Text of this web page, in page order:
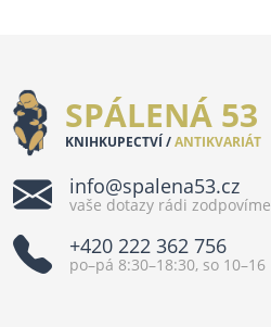
SPÁLENÁ 53
KNIHKUPECTVÍ /ANTIKVARIÁT
info@spalena53.cz
vaše dotazy rádi zodpovíme
+420 222 362 756
po–pá 8:30–18:30, so 10–16